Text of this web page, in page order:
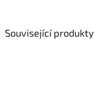
Související produkty